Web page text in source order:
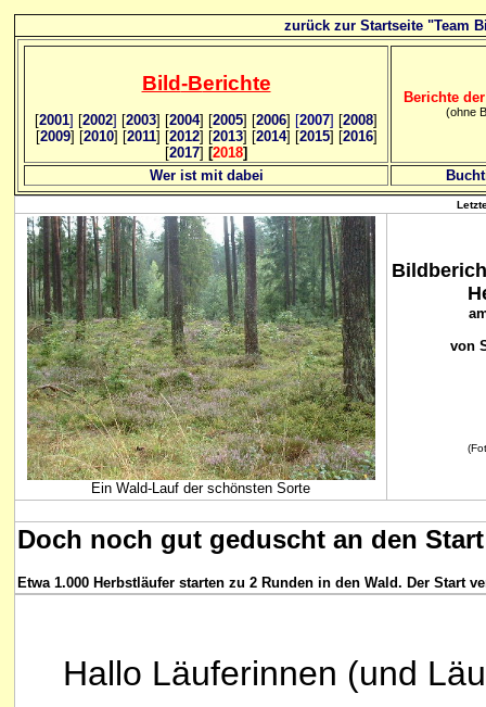
zurück zur Startseite "Team
Bild-Berichte
[2001] [2002] [2003] [2004] [2005] [2006] [2007] [2008]
[2009] [2010] [2011] [2012] [2013] [2014] [2015] [2016]
[2017] [2018]
Berichte
(ohne
Wer ist mit dabei
Ein Wald-Lauf der schönsten Sorte
von
Doch noch gut geduscht an den Start
Etwa 1.000 Herbstläufer starten zu 2 Runden in den Wald. Der Start
Hallo Läuferinnen (und